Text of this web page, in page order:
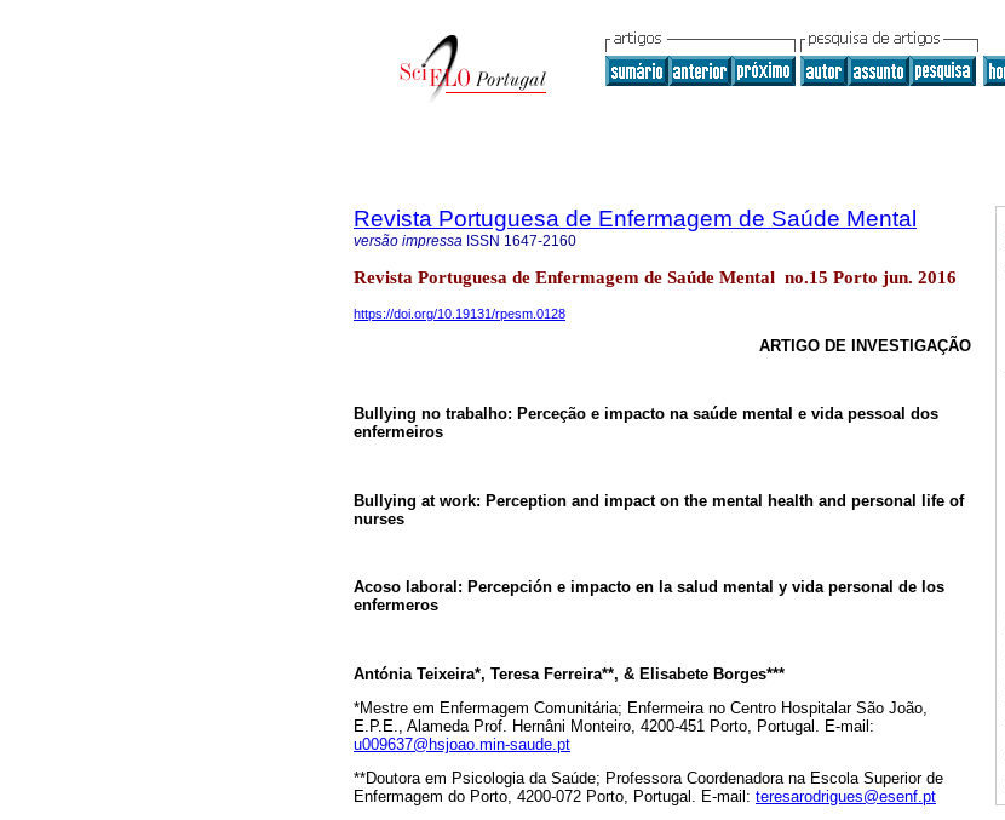
Revista Portuguesa de Enfermagem de Saúde Mental
versão impressa ISSN 1647-2160
Revista Portuguesa de Enfermagem de Saúde Mental no.15 Porto jun. 2016
https://doi.org/10.19131/rpesm.0128
ARTIGO DE INVESTIGAÇÃO
Bullying no trabalho: Perceção e impacto na saúde mental e vida pessoal dos
enfermeiros
Bullying at work: Perception and impact on the mental health and personal life of
nurses
Acoso laboral: Percepción e impacto en la salud mental y vida personal de los
enfermeros
Antónia Teixeira*, Teresa Ferreira**, & Elisabete Borges***
*Mestre em Enfermagem Comunitária; Enfermeira no Centro Hospitalar São João,
E.P.E., Alameda Prof. Hernâni Monteiro, 4200-451 Porto, Portugal. E-mail:
u009637@hsjoao.min-saude.pt
**Doutora em Psicologia da Saúde; Professora Coordenadora na Escola Superior de
Enfermagem do Porto, 4200-072 Porto, Portugal. E-mail: teresarodrigues@esenf.pt